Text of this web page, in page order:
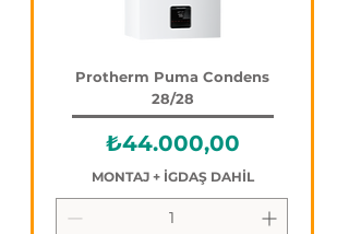
Protherm Puma Condens
28/28
Fiyat
₺44.000,00
MONTAJ + İGDAŞ DAHİL